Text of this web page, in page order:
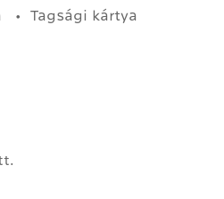
Tagsági kártya